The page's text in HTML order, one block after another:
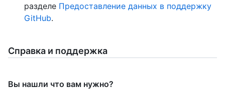
разделе Предоставление данных в поддержку
GitHub.
Справка и поддержка
Вы нашли что вам нужно?